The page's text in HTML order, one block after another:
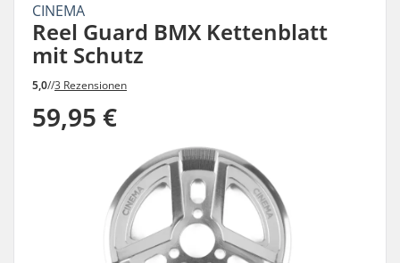
CINEMA
Reel Guard BMX Kettenblatt
mit Schutz
5,0//3 Rezensionen
59,95 €